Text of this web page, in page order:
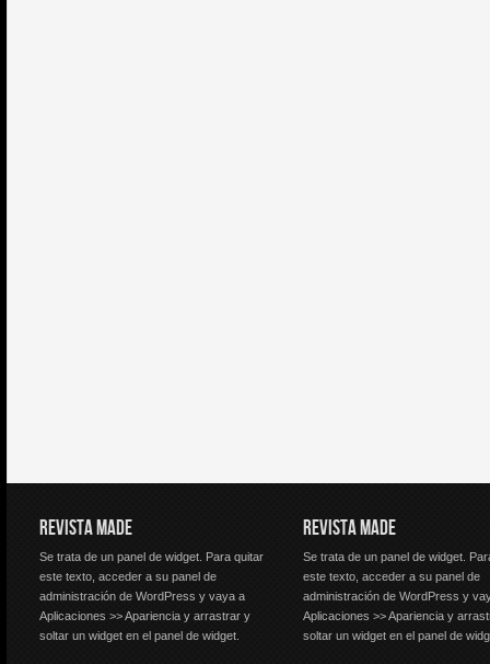
REVISTA MADE
Se trata de un panel de widget. Para quitar
este texto, acceder a su panel de
administración de WordPress y vaya a
Aplicaciones >> Apariencia y arrastrar y
soltar un widget en el panel de widget.
REVISTA MADE
Se trata de un panel de widget.
este texto, acceder a su panel de
administración de WordPress y
Aplicaciones >> Apariencia y
soltar un widget en el panel de